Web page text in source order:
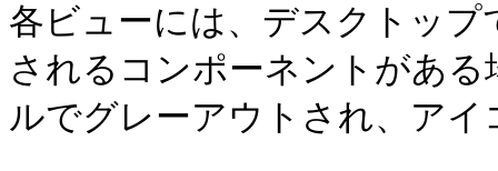
各ビューには、デスクトッ
されるコンポーネントがあ
ルでグレーアウトされ、ア